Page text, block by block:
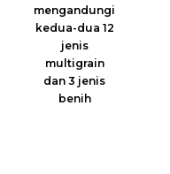
mengandungi
kedua-dua 12
jenis
multigrain
dan 3 jenis
benih